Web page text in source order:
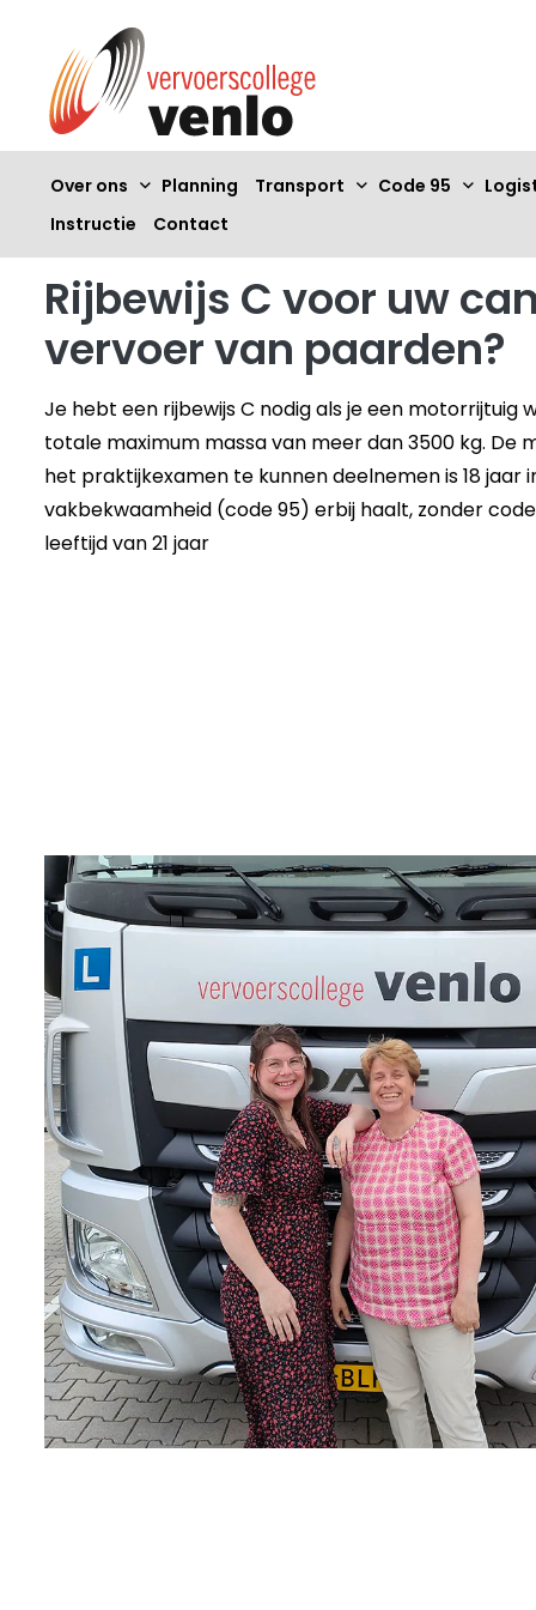
Over ons Planning Transport Code 95
Instructie
Contact
Rijbewijs C voor uw
vervoer van paarden?
Je hebt een rijbewijs C nodig als je een motorrijtuig
totale maximum massa van meer dan 3500 kg. De
het praktijkexamen te kunnen deelnemen is 18 jaar
vakbekwaamheid (code 95) erbij haalt, zonder
leeftijd van 21 jaar